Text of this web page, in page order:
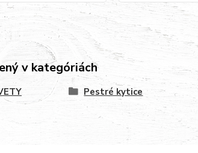
v kategóriách
Pestré kytice